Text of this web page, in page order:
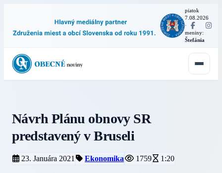
piatok
7.08.2026
·
meniny:
Štefánia
Návrh Plánu obnovy SR
predstavený v Bruseli
23. Januára 2021 Ekonomika 1759 1:20